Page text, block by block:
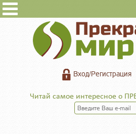
Вход/Регистрация
Читай самое интересное о